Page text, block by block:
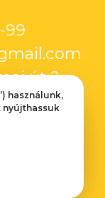
99
út 2.
használunk,
nyújthassuk